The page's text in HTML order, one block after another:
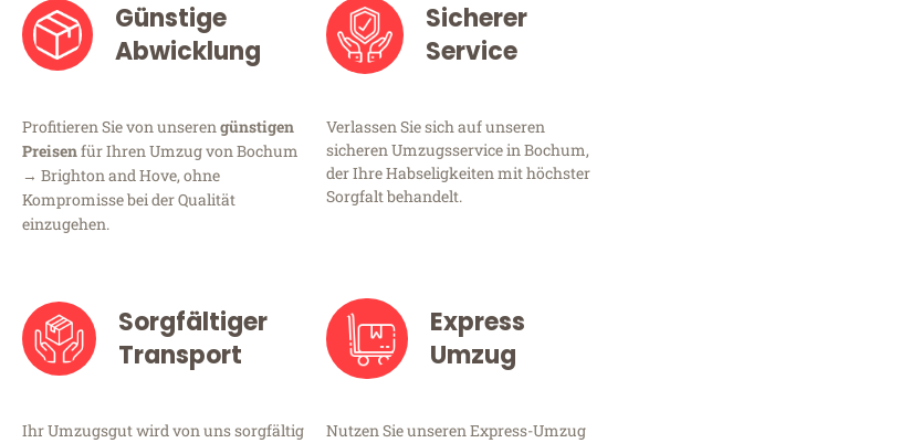
Günstige
Abwicklung
Profitieren Sie von unserengünstigen
Preisenfür Ihren Umzug von Bochum
→ Brighton and Hove, ohne
Kompromisse bei der Qualität
einzugehen.
Sicherer
Service
Verlassen Sie sich auf unseren
sicheren Umzugsservice in Bochum,
der Ihre Habseligkeiten mit höchster
Sorgfalt behandelt.
Sorgfältiger
Transport
Ihr Umzugsgut wird von uns sorgfältig
Express
Umzug
Nutzen Sie unseren Express-Umzug